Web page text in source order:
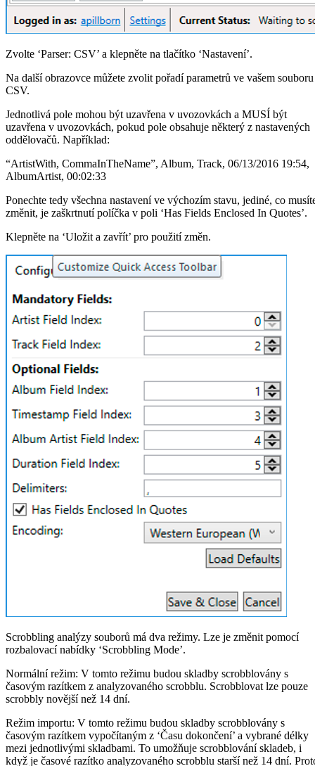
Zvolte ‘Parser: CSV’ a klepněte na tlačítko ‘Nastavení’.
Na další obrazovce můžete zvolit pořadí parametrů ve vašem souboru
CSV.
Jednotlivá pole mohou být uzavřena v uvozovkách a MUSÍ být
uzavřena v uvozovkách, pokud pole obsahuje některý z nastavených
oddělovačů. Například:
“ArtistWith, CommaInTheName”, Album, Track, 06/13/2016 19:54,
AlbumArtist, 00:02:33
Ponechte tedy všechna nastavení ve výchozím stavu, jediné, co
změnit, je zaškrtnutí políčka v poli ‘Has Fields Enclosed In Quotes’.
Klepněte na ‘Uložit a zavřít’ pro použití změn.
Scrobbling analýzy souborů má dva režimy. Lze je změnit pomocí
rozbalovací nabídky ‘Scrobbling Mode’.
Normální režim: V tomto režimu budou skladby scrobblovány s
časovým razítkem z analyzovaného scrobblu. Scrobblovat lze pouze
scrobbly novější než 14 dní.
Režim importu: V tomto režimu budou skladby scrobblovány s
časovým razítkem vypočítaným z ‘Času dokončení’ a vybrané délky
mezi jednotlivými skladbami. To umožňuje scrobblování skladeb, i
když je časové razítko analyzovaného scrobblu starší než 14 dní.